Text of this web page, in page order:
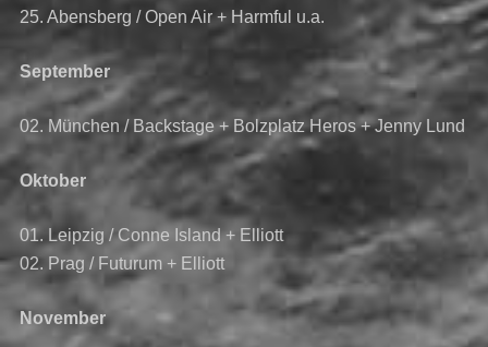
25. Abensberg / Open Air + Harmful u.a.
September
02. München / Backstage + Bolzplatz Heros + Jenny Lund
Oktober
01. Leipzig / Conne Island + Elliott
02. Prag / Futurum + Elliott
November